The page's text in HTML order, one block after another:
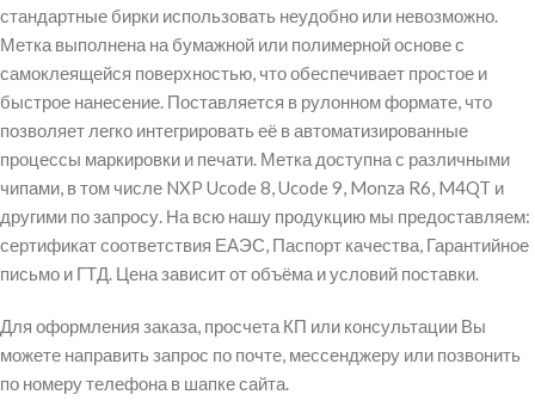
стандартные бирки использовать неудобно или невозможно.
Метка выполнена на бумажной или полимерной основе с
самоклеящейся поверхностью, что обеспечивает простое и
быстрое нанесение. Поставляется в рулонном формате, что
позволяет легко интегрировать её в автоматизированные
процессы маркировки и печати. Метка доступна с различными
чипами, в том числе NXP Ucode 8, Ucode 9, Monza R6, M4QT и
другими по запросу. На всю нашу продукцию мы предоставляем:
сертификат соответствия ЕАЭС, Паспорт качества, Гарантийное
письмо и ГТД. Цена зависит от объёма и условий поставки.
Для оформления заказа, просчета КП или консультации Вы
можете направить запрос по почте, мессенджеру или позвонить
по номеру телефона в шапке сайта.